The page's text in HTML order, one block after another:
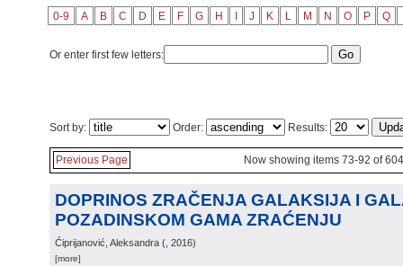
0-9 A B C D E F G H J K L M N O P Q
Or enter first few letters:
Sort by: Order: Results:
Previous Page Now showing items 73-92 of 604
DOPRINOS ZRAČENJA GALAKSIJA I
POZADINSKOM GAMA ZRAĆENJU
Ćiprijanović, Aleksandra ( , 2016)
[more]